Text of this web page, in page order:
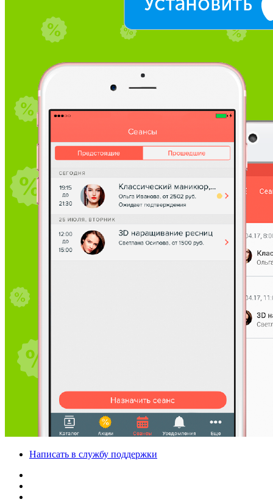
Написать в службу поддержки